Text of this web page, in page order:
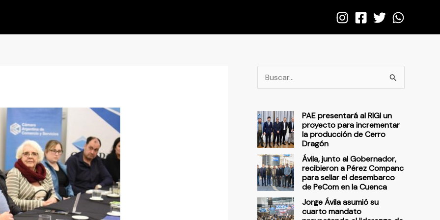
u
c
a
p
o
r
:
PAE presentará al RIGI un
proyecto para incrementar
la producción de Cerro
Dragón
Ávila, junto al Gobernador,
recibieron a Pérez Companc
para sellar el desembarco
de PeCom en la Cuenca
Jorge Ávila asumió su
cuarto mandato